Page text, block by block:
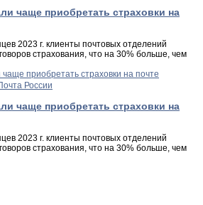
чаще приобретать страховки на
2023 г. клиенты почтовых отделений
страхования, что на 30% больше, чем
России
чаще приобретать страховки на
2023 г. клиенты почтовых отделений
страхования, что на 30% больше, чем